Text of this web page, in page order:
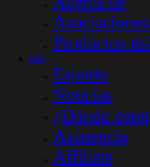
Asociaciones
Productos
Más
Esports
Noticias
¿Dónde
Asistencia
Affiliate